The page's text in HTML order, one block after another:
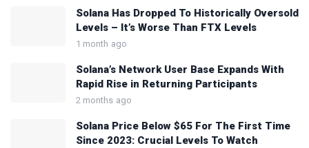
Solana Has Dropped To Historically Oversold
Levels – It’s Worse Than FTX Levels
1 month ago
Solana’s Network User Base Expands With
Rapid Rise in Returning Participants
2 months ago
Solana Price Below $65 For The First Time
Since 2023: Crucial Levels To Watch